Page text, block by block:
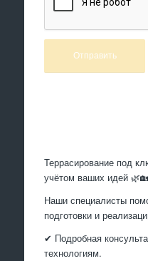
Террасирование под
учётом ваших идей
Наши специалисты
подготовки и
✔ Подробная
технологиям.